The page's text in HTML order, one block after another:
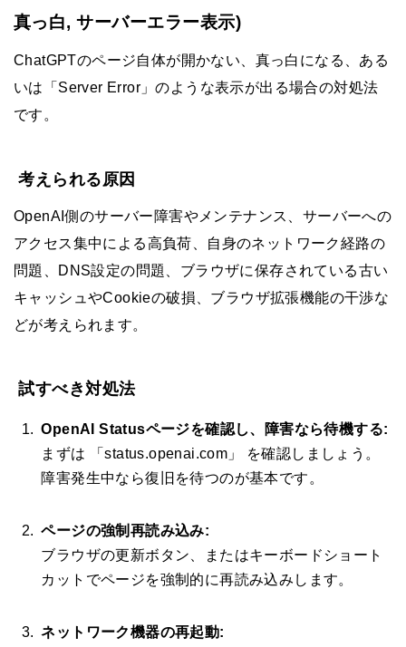
真っ白, サーバーエラー表示)
ChatGPTのページ自体が開かない、真っ白になる、ある
いは「Server Error」のような表示が出る場合の対処法
です。
考えられる原因
OpenAI側のサーバー障害やメンテナンス、サーバーへの
アクセス集中による高負荷、自身のネットワーク経路の
問題、DNS設定の問題、ブラウザに保存されている古い
キャッシュやCookieの破損、ブラウザ拡張機能の干渉な
どが考えられます。
試すべき対処法
OpenAI Statusページを確認し、障害なら待機する:
まずは 「status.openai.com」 を確認しましょう。
障害発生中なら復旧を待つのが基本です。
ページの強制再読み込み:
ブラウザの更新ボタン、またはキーボードショート
カットでページを強制的に再読み込みします。
ネットワーク機器の再起動: